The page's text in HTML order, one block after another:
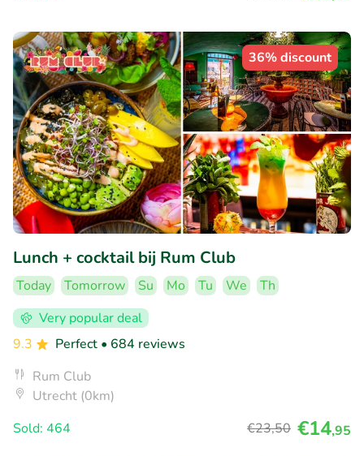
36% discount
Lunch + cocktail bij Rum Club
Today Tomorrow Su Mo Tu We
Th
Very popular deal
9.3
Perfect • 684 reviews
Rum Club
Utrecht (0km)
Sold: 464
€23,50 €14,95